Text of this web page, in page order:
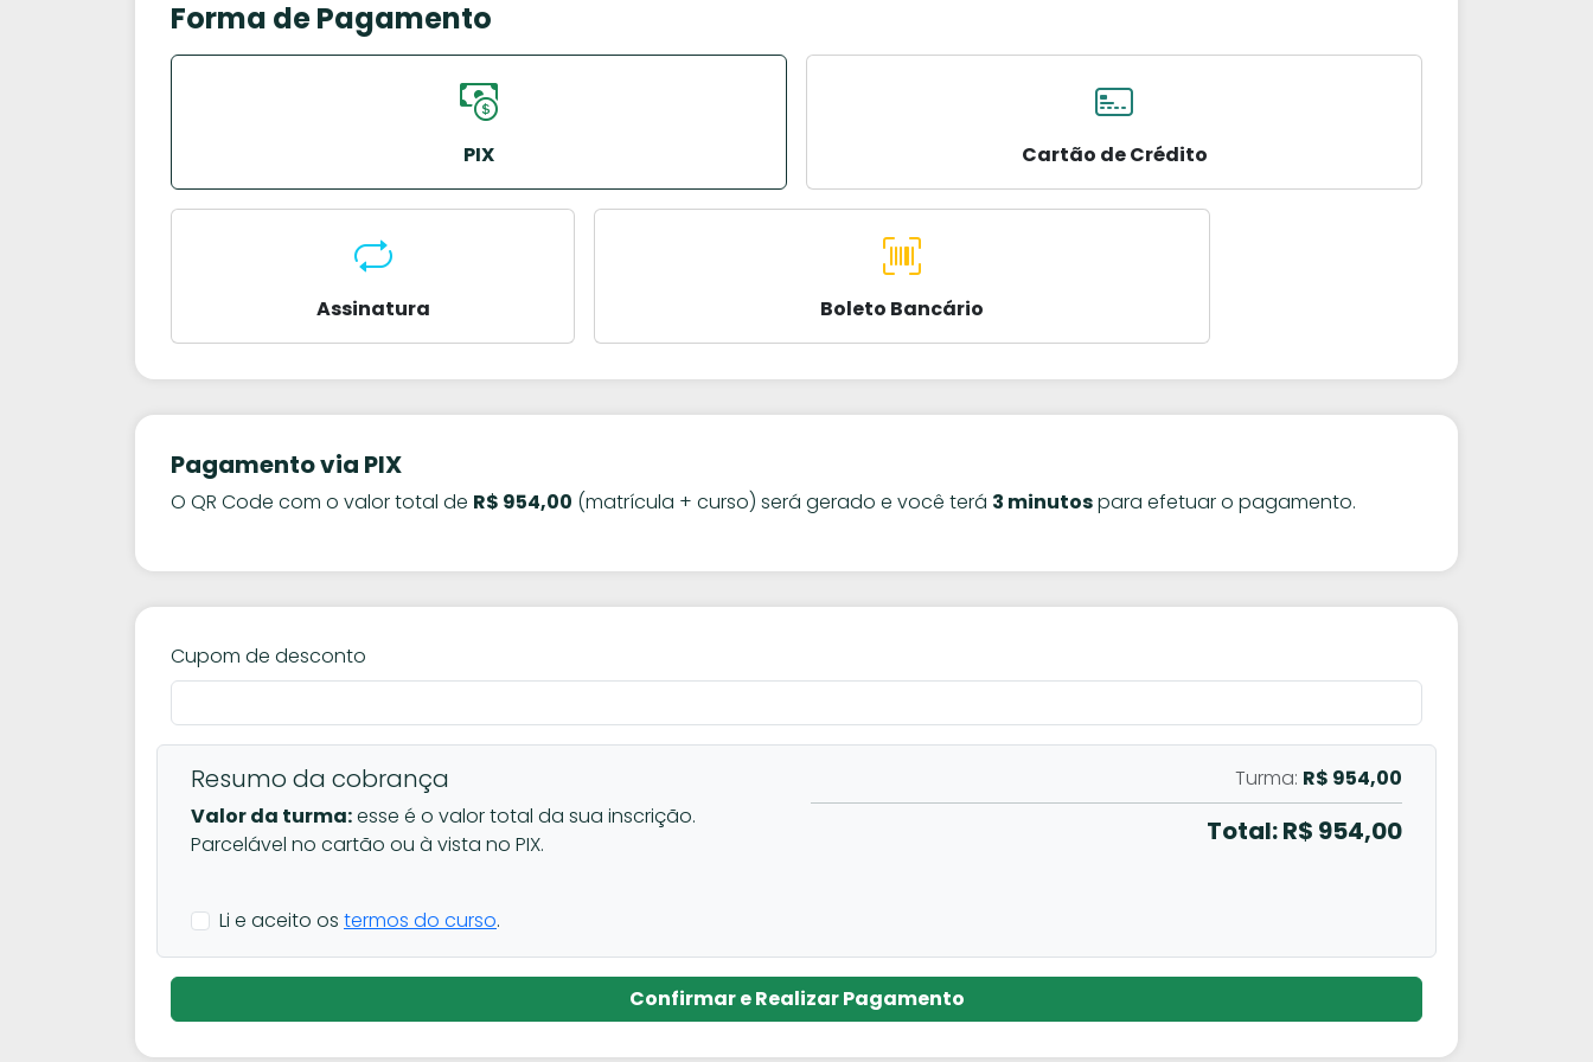
Forma de Pagamento
PIX Cartão de Crédito
Assinatura Boleto Bancário
Pagamento via PIX
O QR Code com o valor total de R$ 954,00 (matrícula + curso) será gerado e você terá 3 minutospara efetuar o pagamento.
Cupom de desconto
Resumo da cobrança
Valor da turma:esse é o valor total da sua inscrição.
Parcelável no cartão ou à vista no PIX.
Turma: R$ 954,00
Total: R$ 954,00
Li e aceito os termos do curso.
Confirmar e Realizar Pagamento